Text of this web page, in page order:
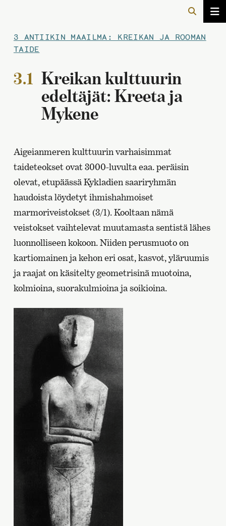
3 ANTIIKIN MAAILMA: KREIKAN JA ROOMAN
TAIDE
3.1 Kreikan kulttuurin
edeltäjät: Kreeta ja
Mykene
Aigeianmeren kulttuurin varhaisimmat
taideteokset ovat 3000-luvulta eaa. peräisin
olevat, etupäässä Kykladien saariryhmän
haudoista löydetyt ihmishahmoiset
marmoriveistokset (3/1). Kooltaan nämä
veistokset vaihtelevat muutamasta sentistä lähes
luonnolliseen kokoon. Niiden perusmuoto on
kartiomainen ja kehon eri osat, kasvot, yläruumis
ja raajat on käsitelty geometrisinä muotoina,
kolmioina, suorakulmioina ja soikioina.